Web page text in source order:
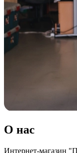
О нас
Интернет-магазин